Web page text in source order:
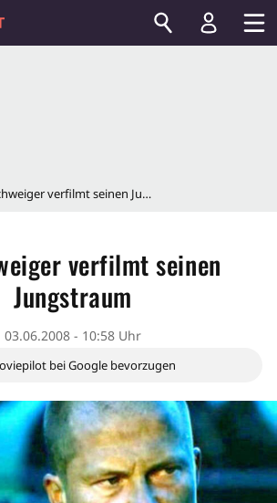
Til Schweiger verfilmt seinen Jungstraum
verfilmt seinen
Jungstraum
03.06.2008 - 10:58 Uhr
bei Google bevorzugen